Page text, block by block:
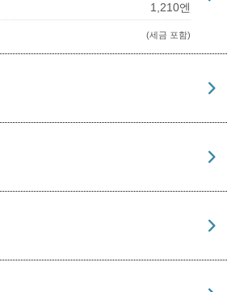
1,210엔
(세금 포함)